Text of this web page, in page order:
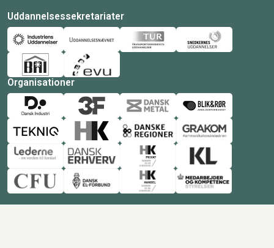
Uddannelsessekretariater
Organisationer